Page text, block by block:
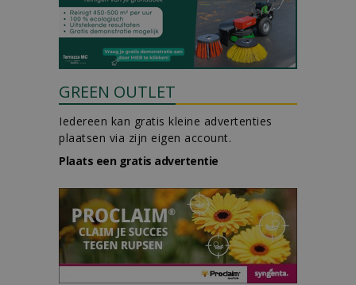
GREEN OUTLET
Iedereen kan gratis kleine advertenties
plaatsen via zijn eigen account.
Plaats een gratis advertentie